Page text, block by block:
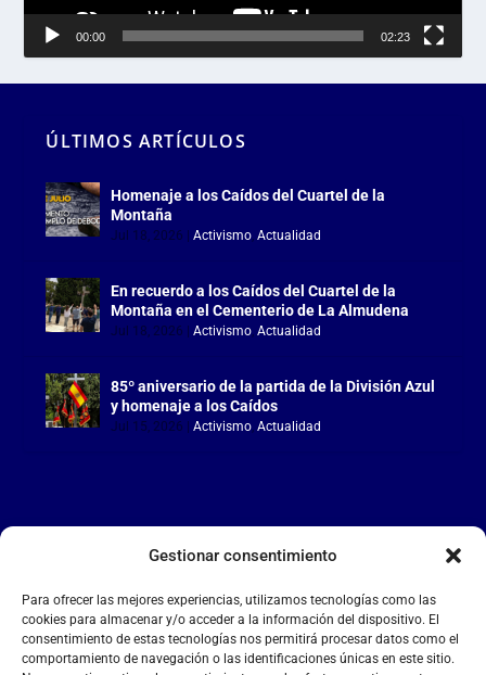
Gestionar consentimiento
Para ofrecer las mejores experiencias, utilizamos tecnologías como las
cookies para almacenar y/o acceder a la información del dispositivo. El
consentimiento de estas tecnologías nos permitirá procesar datos como el
comportamiento de navegación o las identificaciones únicas en este sitio.
00:00 02:23
ÚLTIMOS ARTÍCULOS
Homenaje a los Caídos del Cuartel de la
Montaña
Jul 18, 2026 |Activismo,Actualidad
En recuerdo a los Caídos del Cuartel de la
Montaña en el Cementerio de La Almudena
Jul 18, 2026 |Activismo,Actualidad
85º aniversario de la partida de la División Azul
y homenaje a los Caídos
Jul 15, 2026 |Activismo,Actualidad
LA FALANGE
Reproductor
de
vídeo